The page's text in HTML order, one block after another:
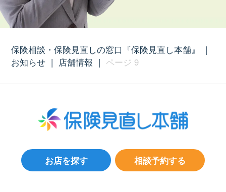
保険相談・保険見直しの窓口『保険見直し本舗』
|
お知らせ | 店舗情報 | ページ 9
相談予約する
お店を探す